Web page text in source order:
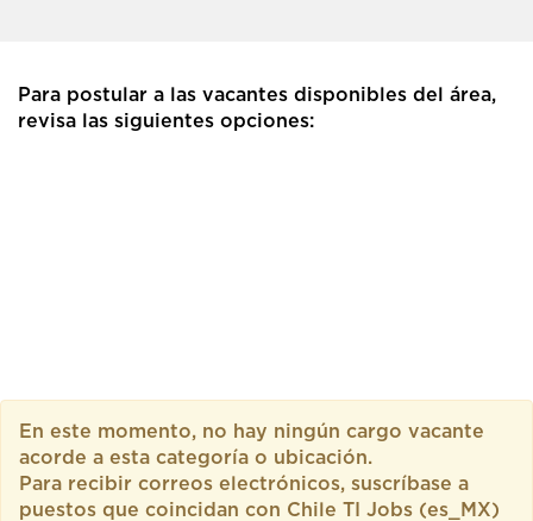
Para postular a las vacantes disponibles del área,
revisa las siguientes opciones:
En este momento, no hay ningún cargo vacante
acorde a esta categoría o ubicación.
Para recibir correos electrónicos, suscríbase a
puestos que coincidan con Chile TI Jobs (es_MX)